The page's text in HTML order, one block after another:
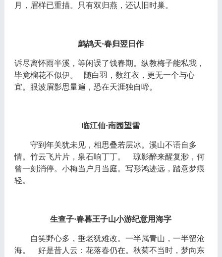
月，眉样已重描。只有双归燕，还认旧时巢。
鹧鸪天·春归翌日作
诉尽离怀雨半溪，等闲误了饯春期。纵教梅子能私我，
毕竟榴花不似伊。
随白羽，数红衣，更无一个与心
宜。眼波眉影思量遍，恐在天涯独自啼。
临江仙·南园望雪
守到年关犹未见，相思叠若层冰。溪山不语自多
情。竹云飞片片，泉石响丁丁。
琼影醉来醒复渺，何
曾一刻消停。小梅当户月当庭。写形鸿迹远，踏意梦痕
轻。
生查子·春暮王子山小游纪意用海字
自笑野心多，垂老犹难改。一半属青山，一半留沧
海。
好是昔人云：花落春仍在。秋菊不当时，梦向东